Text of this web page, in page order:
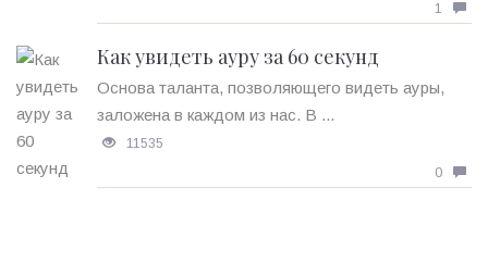
1
Как увидеть ауру за 60 секунд
Основа таланта, позволяющего видеть ауры,
заложена в каждом из нас. В ...
11535
0